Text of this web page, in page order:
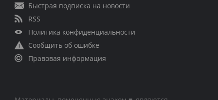
Быстрая подписка на новости
RSS
Политика конфиденциальности
Сообщить об ошибке
Правовая информация